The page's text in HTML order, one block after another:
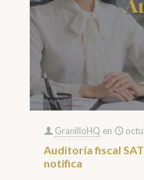
GranilloHQ en
Auditoría fiscal
notifica